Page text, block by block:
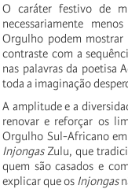
O caráter festivo de
necessariamente
Orgulho podem
contraste com a
nas palavras da poetisa
toda a imaginação
A amplitude e a
renovar e reforçar os
Orgulho Sul-Africano
InjongasZulu, que
quem são casados ​​e com
explicar que os Injongas